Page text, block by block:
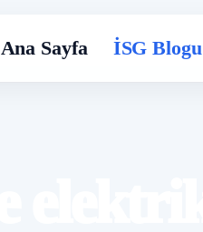
Ana Sayfa İSG Blogu